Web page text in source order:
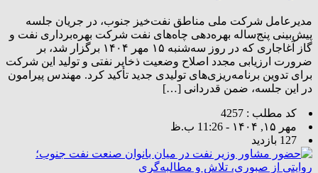
مدیرعامل شرکت ملی مناطق نفت‌خیز جنوب، در جریان جلسه
پیش‌بینی پنج‌ساله بهره‌دهی چاه‌های نفت شرکت بهره‌برداری نفت و
گاز آغاجاری که در روز سه‌شنبه ۱۵ مهر ۱۴۰۴ برگزار شد، بر
ضرورت ارزیابی مجدد اصلاح وضعیت ذخایر نفتی و تولید این شرکت
برای تدوین برنامه‌ریزی‌های تولیدی جدید تأکید کرد. مهندس پیرامون
در این جلسه، ضمن قدردانی […]
کد مطلب : 4257
مهر ۱۵, ۱۴۰۴ - 11:26 ب.ظ
127 بازدید